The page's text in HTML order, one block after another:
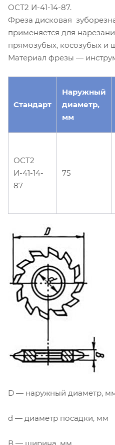
ОСТ2 И-41-14-87.
Фреза дисковая
применяется для
прямозубых, косозубых и
Материал фрезы —
Стандарт
Наружный
диаметр,
мм
ОСТ2
И-41-14-
87
75
D — наружный диаметр,
d — диаметр посадки, мм